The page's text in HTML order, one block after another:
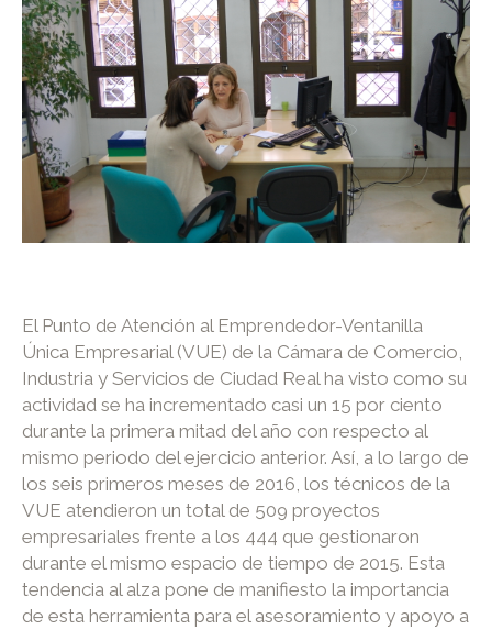
El Punto de Atención al Emprendedor-Ventanilla
Única Empresarial (VUE) de la Cámara de Comercio,
Industria y Servicios de Ciudad Real ha visto como su
actividad se ha incrementado casi un 15 por ciento
durante la primera mitad del año con respecto al
mismo periodo del ejercicio anterior. Así, a lo largo de
los seis primeros meses de 2016, los técnicos de la
VUE atendieron un total de 509 proyectos
empresariales frente a los 444 que gestionaron
durante el mismo espacio de tiempo de 2015. Esta
tendencia al alza pone de manifiesto la importancia
de esta herramienta para el asesoramiento y apoyo a